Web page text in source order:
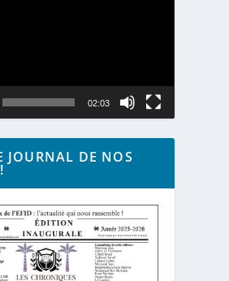
02:03
JOURNAL DE NOS